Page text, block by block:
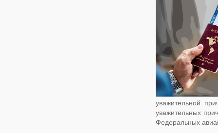
уважительной
уважительных
Федеральных